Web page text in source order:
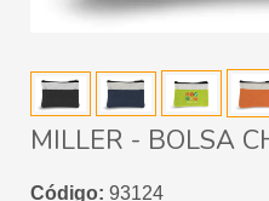
MILLER - BOLSA
Código: 93124